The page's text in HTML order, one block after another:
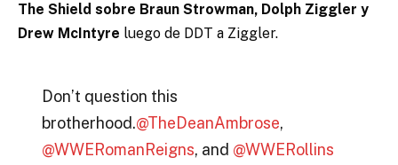
The Shield sobre Braun Strowman, Dolph Ziggler y
Drew McIntyre luego de DDT a Ziggler.
Don’t question this
brotherhood.@TheDeanAmbrose,
@WWERomanReigns, and @WWERollins